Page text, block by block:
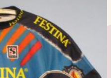
variants.
The
options
may
be
chosen
on
the
product